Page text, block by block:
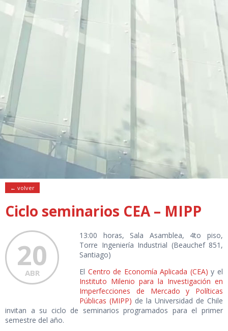
← volver
Ciclo seminarios CEA – MIPP
20
ABR
13:00 horas, Sala Asamblea, 4to piso,
Torre Ingeniería Industrial (Beauchef 851,
Santiago)
El Centro de Economía Aplicada (CEA) y el
Instituto Milenio para la Investigación en
Imperfecciones de Mercado y Políticas
Públicas (MIPP) de la Universidad de Chile
invitan a su ciclo de seminarios programados para el primer
semestre del año.